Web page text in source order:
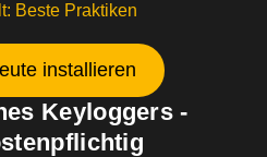
Beste Praktiken
installieren
Keyloggers -